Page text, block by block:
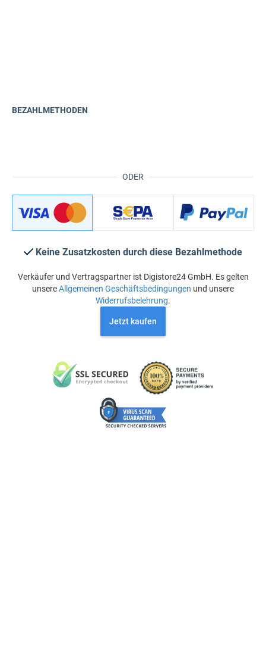
ODER
BEZAHLMETHODEN
Keine Zusatzkosten durch diese Bezahlmethode
Verkäufer und Vertragspartner ist Digistore24 GmbH. Es gelten
unsereAllgemeinen Geschäftsbedingungen und unsere
Widerrufsbelehrung.
Jetzt kaufen